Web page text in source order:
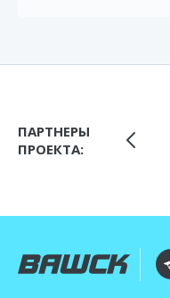
ПАРТНЕРЫ
ПРОЕКТА: